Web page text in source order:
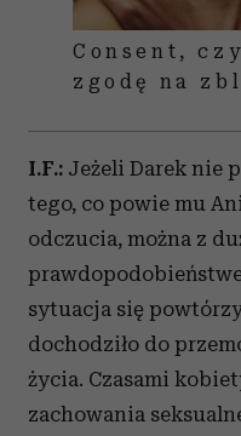
Consent,
zgodę na
I.F.: Jeżeli Darek nie
tego, co powie mu
odczucia, można z
sytuacja się
dochodziło do
życia. Czasami
zachowania